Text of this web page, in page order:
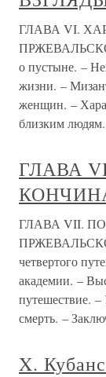
ГЛАВА VI.
о пустыне. –
жизни. –
женщин. –
близким
ГЛАВА
ГЛАВА VII.
четвертого
академии. –
путешествие.
смерть. –
X.